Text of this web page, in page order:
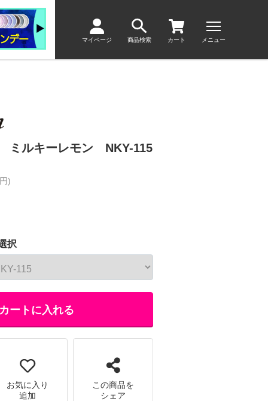
マイページ 商品検索 カート メニュー
ミルキーレモン NKY-115
)
択
ートに入れる
お気に入り
追加
この商品を
シェア